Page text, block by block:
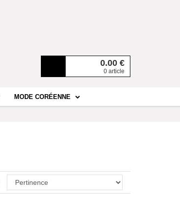
0.00 €
0 article
MODE CORÉENNE